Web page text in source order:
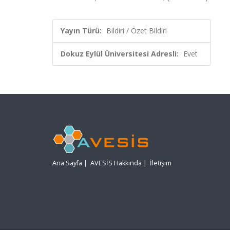
Yayın Türü: Bildiri / Özet Bildiri
Dokuz Eylül Üniversitesi Adresli: Evet
Ana Sayfa | AVESİS Hakkında | İletişim